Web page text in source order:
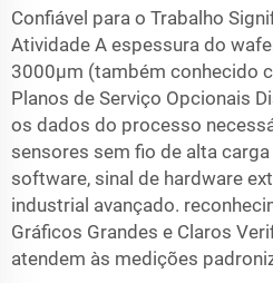
Confiável para o Trabalho
Atividade A espessura do
3000µm (também conhecido
Planos de Serviço Opcionais
os dados do processo
sensores sem fio de alta
software, sinal de hardware
industrial avançado.
Gráficos Grandes e Claros
atendem às medições